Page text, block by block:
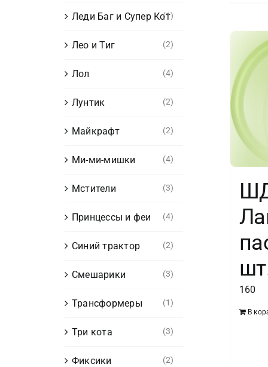
Леди Баг и Супер Кот
(1)
Лео и Тиг (2)
Лол (4)
Лунтик (2)
Майкрафт (2)
Ми-ми-мишки (4)
Мстители (3)
Принцессы и феи (4)
Синий трактор (2)
Смешарики (3)
Трансформеры (1)
Три кота (3)
Фиксики (2)
160
В